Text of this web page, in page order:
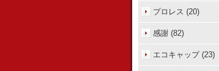
プロレス (20)
感謝 (82)
エコキャップ (23)